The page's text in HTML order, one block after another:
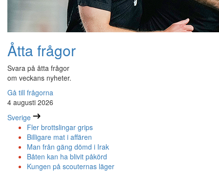
Åtta frågor
Svara på åtta frågor
om veckans nyheter.
Gå till frågorna
4 augusti 2026
Sverige
Fler brottslingar grips
Billigare mat i affären
Man från gäng dömd i Irak
Båten kan ha blivit påkörd
Kungen på scouternas läger